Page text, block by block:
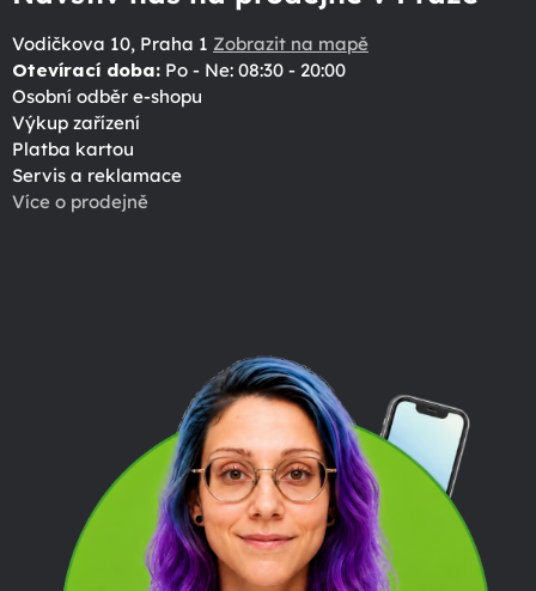
Vodičkova 10, Praha 1 Zobrazit na mapě
Otevírací doba: Po - Ne: 08:30 - 20:00
Osobní odběr e-shopu
Výkup zařízení
Platba kartou
Servis a reklamace
Více o prodejně